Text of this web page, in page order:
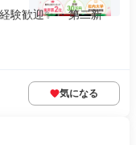
験歓迎✨ ・第二新
気になる